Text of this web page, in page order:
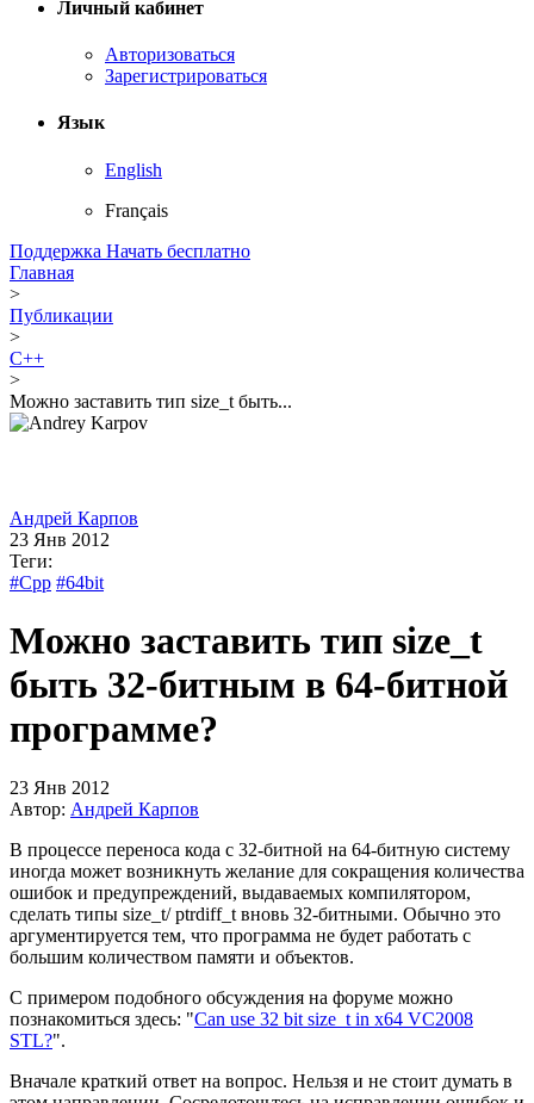
Личный кабинет
Авторизоваться
Зарегистрироваться
Язык
English
Français
Поддержка Начать бесплатно
Главная
>
Публикации
>
C++
>
Можно заставить тип size_t быть...
Андрей Карпов
23 Янв 2012
Теги:
#Cpp #64bit
Можно заставить тип size_t
быть 32-битным в 64-битной
программе?
23 Янв 2012
Автор: Андрей Карпов
В процессе переноса кода с 32-битной на 64-битную систему
иногда может возникнуть желание для сокращения количества
ошибок и предупреждений, выдаваемых компилятором,
сделать типы size_t/ ptrdiff_t вновь 32-битными. Обычно это
аргументируется тем, что программа не будет работать с
большим количеством памяти и объектов.
С примером подобного обсуждения на форуме можно
познакомиться здесь: "Can use 32 bit size_t in x64 VC2008
STL?".
Вначале краткий ответ на вопрос. Нельзя и не стоит думать в